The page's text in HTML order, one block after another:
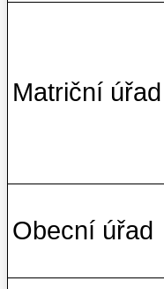
Matriční úřad
Obecní úřad